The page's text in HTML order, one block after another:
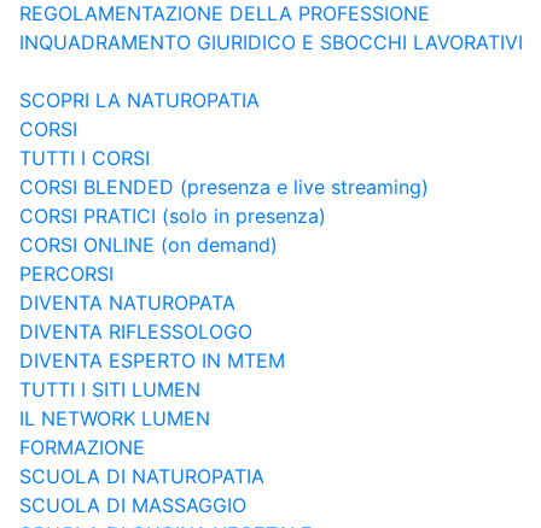
REGOLAMENTAZIONE DELLA PROFESSIONE
INQUADRAMENTO GIURIDICO E SBOCCHI LAVORATIVI
SCOPRI LA NATUROPATIA
CORSI
TUTTI I CORSI
CORSI BLENDED (presenza e live streaming)
CORSI PRATICI (solo in presenza)
CORSI ONLINE (on demand)
PERCORSI
DIVENTA NATUROPATA
DIVENTA RIFLESSOLOGO
DIVENTA ESPERTO IN MTEM
TUTTI I SITI LUMEN
IL NETWORK LUMEN
FORMAZIONE
SCUOLA DI NATUROPATIA
SCUOLA DI MASSAGGIO